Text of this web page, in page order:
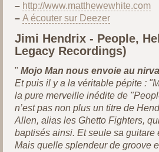
– http://www.matthewewhite.com
– A écouter sur Deezer
Jimi Hendrix - People,
Legacy Recordings)
" Mojo Man nous envoie au
Et puis il y a la véritable pépite :
la pure merveille inédite de
n’est pas non plus un titre de
Allen, alias les Ghetto Fighters,
baptisés ainsi. Et seule sa guitare
Mais quelle splendeur de groove